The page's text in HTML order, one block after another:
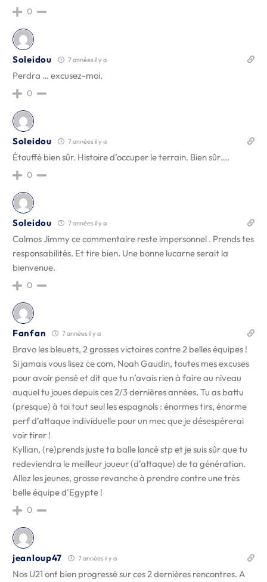
0
Soleidou 7 années il y a
Perdra … excusez-moi.
0
Soleidou 7 années il y a
Étouffé bien sûr. Histoire d’occuper le terrain. Bien sûr….
0
Soleidou 7 années il y a
Calmos Jimmy ce commentaire reste impersonnel . Prends tes
responsabilités. Et tire bien. Une bonne lucarne serait la
bienvenue.
0
Fanfan 7 années il y a
Bravo les bleuets, 2 grosses victoires contre 2 belles équipes !
Si jamais vous lisez ce com, Noah Gaudin, toutes mes excuses
pour avoir pensé et dit que tu n’avais rien à faire au niveau
auquel tu joues depuis ces 2/3 dernières années. Tu as battu
(presque) à toi tout seul les espagnols : énormes tirs, énorme
perf d’attaque individuelle pour un mec que je désespérerai
voir tirer !
Kyllian, (re)prends juste ta balle lancé stp et je suis sûr que tu
redeviendra le meilleur joueur (d’attaque) de ta génération.
Allez les jeunes, grosse revanche à prendre contre une très
belle équipe d’Egypte !
0
jeanloup47 7 années il y a
Nos U21 ont bien progressé sur ces 2 dernières rencontres. A